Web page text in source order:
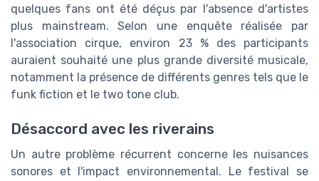
quelques fans ont été déçus par l'absence d'artistes
plus mainstream. Selon une enquête réalisée par
l'association cirque, environ 23 % des participants
auraient souhaité une plus grande diversité musicale,
notamment la présence de différents genres tels que le
funk fiction et le two tone club.
Désaccord avec les riverains
Un autre problème récurrent concerne les nuisances
sonores et l'impact environnemental. Le festival se